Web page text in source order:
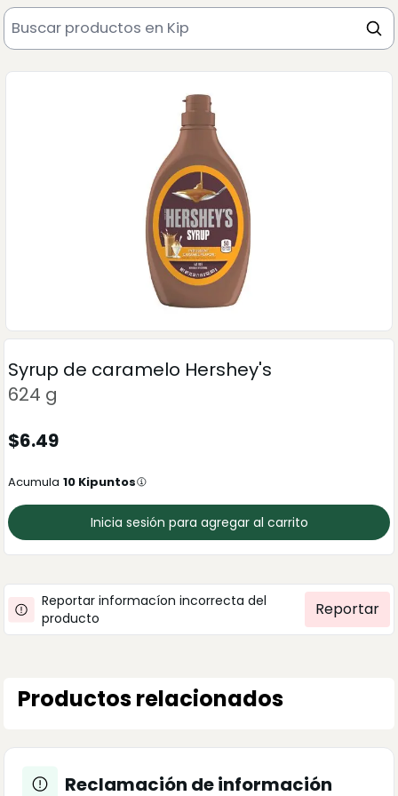
Syrup de caramelo Hershey's
624 g
$6.49
Acumula 10 Kipuntos
Inicia sesión para agregar al carrito
Reportar informacíon incorrecta del
producto
Reportar
Productos relacionados
Reclamación de información